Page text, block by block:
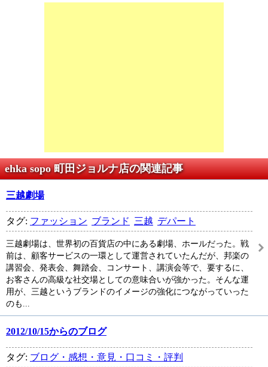
ehka sopo 町田ジョルナ店の関連記事
三越劇場
タグ: ファッション ブランド 三越 デパート
三越劇場は、世界初の百貨店の中にある劇場、ホールだった。戦
前は、顧客サービスの一環として運営されていたんだが、邦楽の
講習会、発表会、舞踏会、コンサート、講演会等で、要するに、
お客さんの高級な社交場としての意味合いが強かった。そんな運
用が、三越というブランドのイメージの強化につながっていった
のも...
2012/10/15からのブログ
タグ: ブログ・感想・意見・口コミ・評判